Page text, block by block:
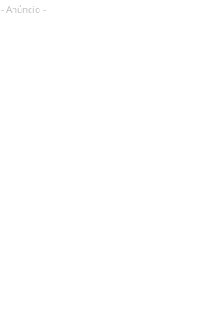
- Anúncio -